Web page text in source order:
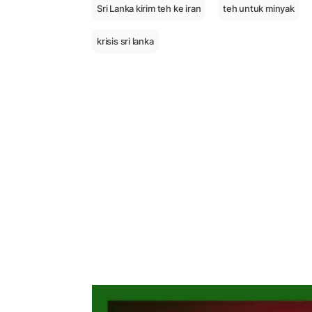
Sri Lanka kirim teh ke iran teh untuk minyak
krisis sri lanka